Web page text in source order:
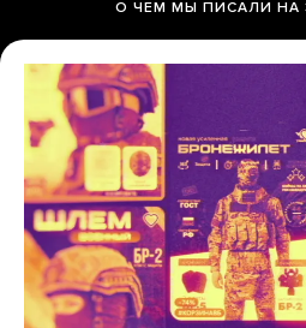
О ЧЕМ МЫ ПИСАЛИ НА